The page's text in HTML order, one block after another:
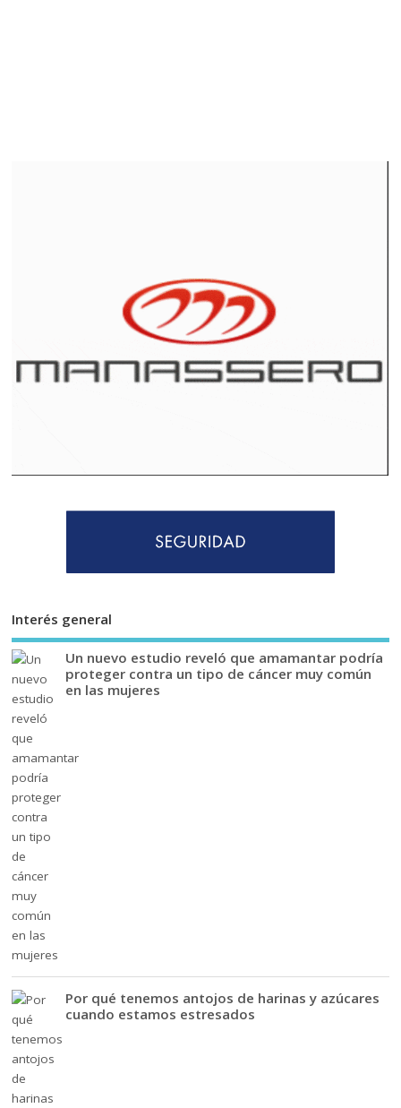
Interés general
Un nuevo estudio reveló que amamantar podría
proteger contra un tipo de cáncer muy común
en las mujeres
Por qué tenemos antojos de harinas y azúcares
cuando estamos estresados